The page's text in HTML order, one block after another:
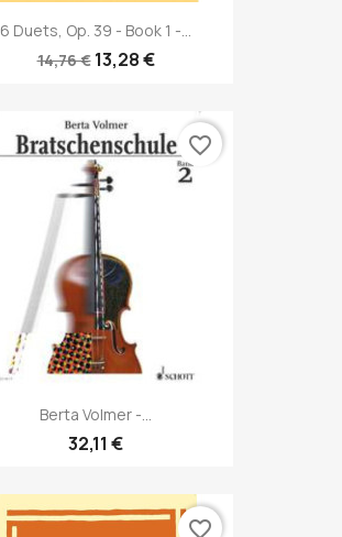
6 Duets, Op. 39 - Book 1 -...
14,76 € 13,28 €
Berta Volmer -...
32,11 €
favorite_border
favorite_border